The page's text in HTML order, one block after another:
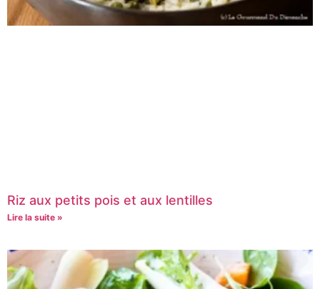
Riz aux petits pois et aux lentilles
Lire la suite »